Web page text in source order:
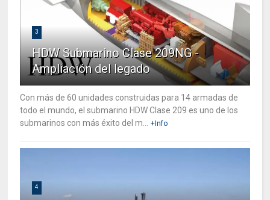
3
HDW Submarino Clase 209NG -
Ampliación del legado
Con más de 60 unidades construidas para 14 armadas de
todo el mundo, el submarino HDW Clase 209 es uno de los
submarinos con más éxito del m...
+Info
4